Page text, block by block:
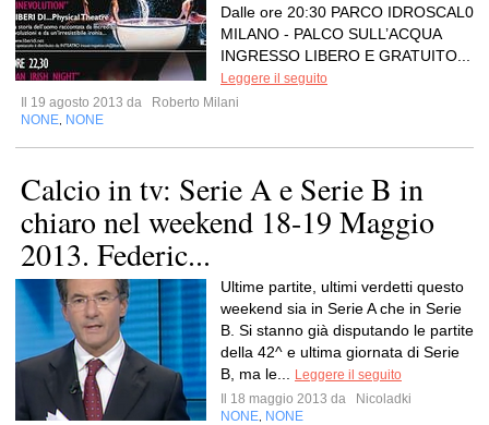
Dalle ore 20:30 PARCO IDROSCAL0
MILANO - PALCO SULL’ACQUA
INGRESSO LIBERO E GRATUITO...
Leggere il seguito
Il 19 agosto 2013 da
Roberto Milani
NONE NONE
Calcio in tv: Serie A e Serie B in
chiaro nel weekend 18-19 Maggio
2013. Federic...
Ultime partite, ultimi verdetti questo
weekend sia in Serie A che in Serie
B. Si stanno già disputando le partite
della 42^ e ultima giornata di Serie
B, ma le...
Leggere il seguito
Il 18 maggio 2013 da
Nicoladki
NONE NONE